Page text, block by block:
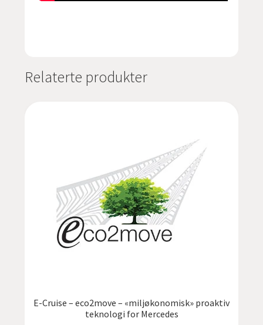
Relaterte produkter
E-Cruise – eco2move – «miljøkonomisk» proaktiv
teknologi for Mercedes